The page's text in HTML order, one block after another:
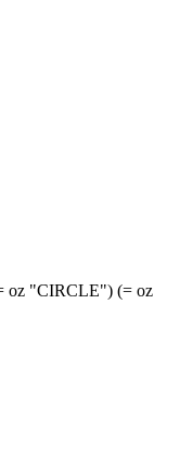
"CIRCLE") (= oz